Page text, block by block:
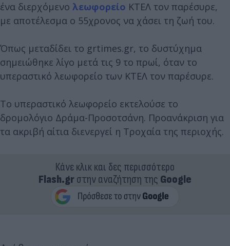
ένα διερχόμενο λεωφορείο ΚΤΕΛ τον παρέσυρε,
με αποτέλεσμα ο 55χρονος να χάσει τη ζωή του.
Όπως μεταδίδει το grtimes.gr, το δυστύχημα
σημειώθηκε λίγο μετά τις 9 το πρωί, όταν το
υπεραστικό λεωφορείο των ΚΤΕΛ τον παρέσυρε.
Το υπεραστικό λεωφορείο εκτελούσε το
δρομολόγιο Δράμα-Προσοτσάνη. Προανάκριση για
τα ακριβή αίτια διενεργεί η Τροχαία της περιοχής.
Κάνε κλικ και δες περισσότερο
Flash.grστην αναζήτηση της Google